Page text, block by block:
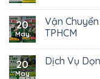
20
May
Vận
TPHCM
20
May
Dịch Vụ